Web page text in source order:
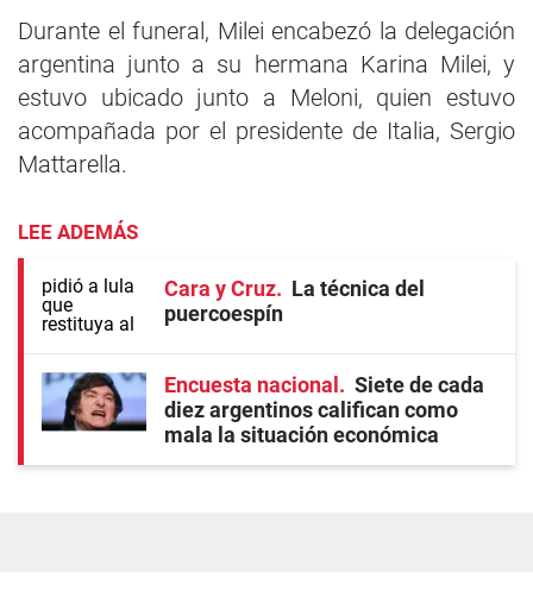
Durante el funeral, Milei encabezó la delegación
argentina junto a su hermana Karina Milei, y
estuvo ubicado junto a Meloni, quien estuvo
acompañada por el presidente de Italia, Sergio
Mattarella.
LEE ADEMÁS
Cara y Cruz
La técnica del
puercoespín
Encuesta nacional
Siete de cada
diez argentinos califican como
mala la situación económica